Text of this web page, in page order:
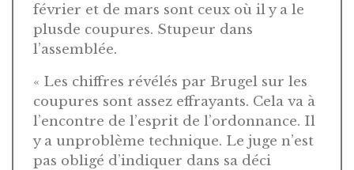
février et de mars sont ceux où il y a le
plusde coupures. Stupeur dans
l’assemblée.
« Les chiffres révélés par Brugel sur les
coupures sont assez effrayants. Cela va à
l’encontre de l’esprit de l’ordonnance. Il
y a unproblème technique. Le juge n’est
pas obligé d’indiquer dans sa déci